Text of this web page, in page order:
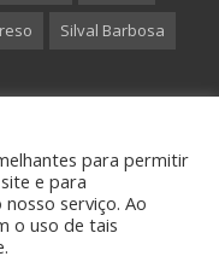
Silval Barbosa
reservados.
para permitir
e para
serviço. Ao
o uso de tais